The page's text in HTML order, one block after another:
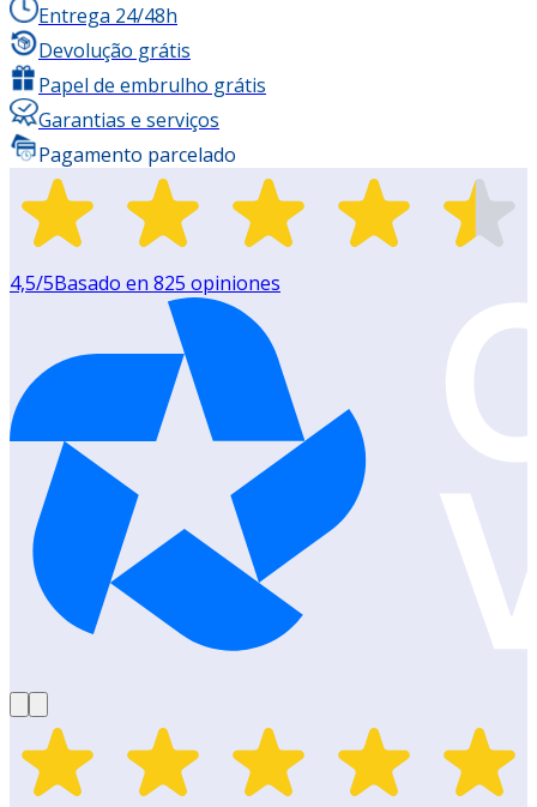
Entrega 24/48h
Devolução grátis
Papel de embrulho grátis
Garantias e serviços
Pagamento parcelado
4,5/5Basado en 825 opiniones